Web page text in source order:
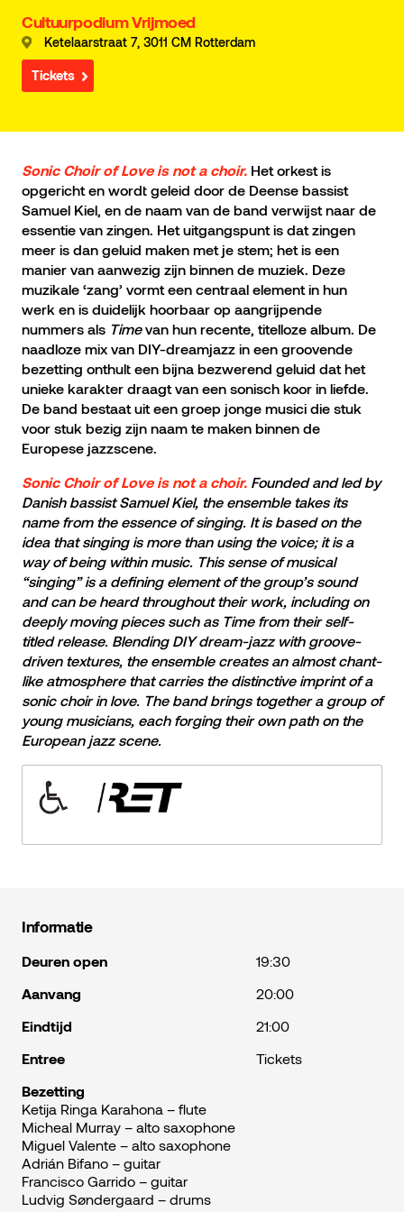
Cultuurpodium Vrijmoed
Ketelaarstraat 7, 3011 CM Rotterdam
Tickets
Sonic Choir of Love is not a choir. Het orkest is
opgericht en wordt geleid door de Deense bassist
Samuel Kiel, en de naam van de band verwijst naar de
essentie van zingen. Het uitgangspunt is dat zingen
meer is dan geluid maken met je stem; het is een
manier van aanwezig zijn binnen de muziek. Deze
muzikale ‘zang’ vormt een centraal element in hun
werk en is duidelijk hoorbaar op aangrijpende
nummers als Timevan hun recente, titelloze album. De
naadloze mix van DIY-dreamjazz in een groovende
bezetting onthult een bijna bezwerend geluid dat het
unieke karakter draagt van een sonisch koor in liefde.
De band bestaat uit een groep jonge musici die stuk
voor stuk bezig zijn naam te maken binnen de
Europese jazzscene.
Sonic Choir of Love is not a choir. Founded and led by
Danish bassist Samuel Kiel, the ensemble takes its
name from the essence of singing. It is based on the
idea that singing is more than using the voice; it is a
way of being within music. This sense of musical
“singing” is a defining element of the group’s sound
and can be heard throughout their work, including on
deeply moving pieces such as Time from their self-
titled release. Blending DIY dream-jazz with groove-
driven textures, the ensemble creates an almost chant-
like atmosphere that carries the distinctive imprint of a
sonic choir in love. The band brings together a group of
young musicians, each forging their own path on the
European jazz scene.
Informatie
Deuren open
19:30
Aanvang
20:00
Eindtijd
21:00
Entree
Tickets
Bezetting
Ketija Ringa Karahona – flute
Micheal Murray – alto saxophone
Miguel Valente – alto saxophone
Adrián Bifano – guitar
Francisco Garrido – guitar
Ludvig Søndergaard – drums